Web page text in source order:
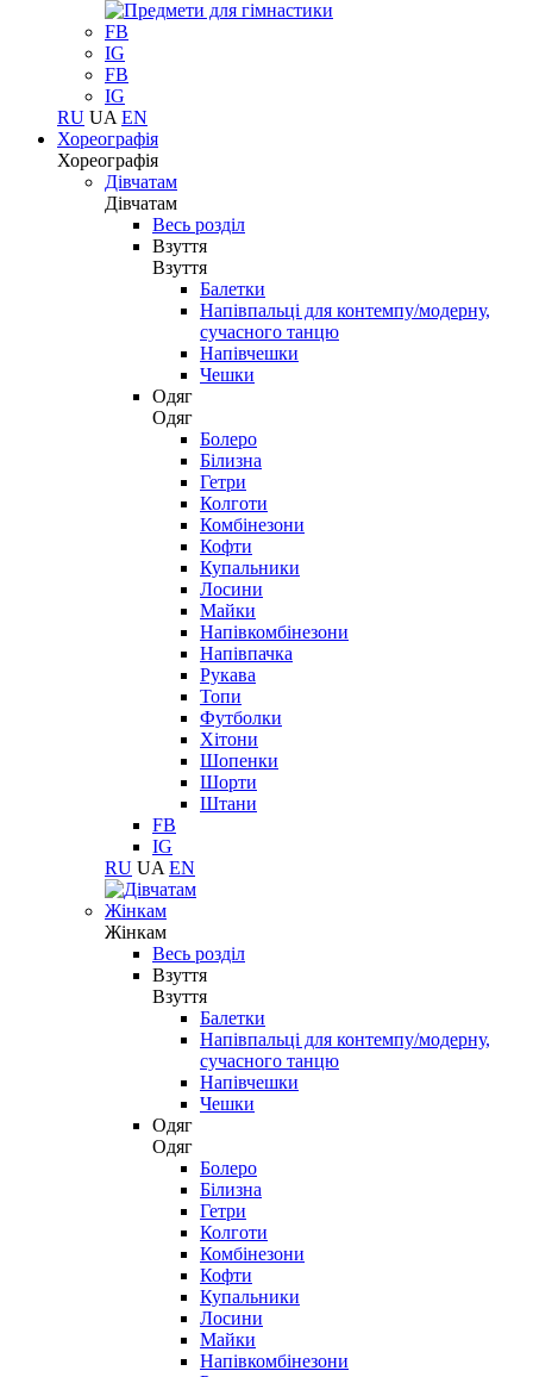
FB
IG
FB
IG
RU UA EN
Хореографія
Хореографія
Дівчатам
Дівчатам
Весь розділ
Взуття
Взуття
Балетки
Напівпальці для контемпу/модерну,
сучасного танцю
Напівчешки
Чешки
Одяг
Одяг
Болеро
Білизна
Гетри
Колготи
Комбінезони
Кофти
Купальники
Лосини
Майки
Напівкомбінезони
Напівпачка
Рукава
Топи
Футболки
Хітони
Шопенки
Шорти
Штани
FB
IG
RU UA EN
Жінкам
Жінкам
Весь розділ
Взуття
Взуття
Балетки
Напівпальці для контемпу/модерну,
сучасного танцю
Напівчешки
Чешки
Одяг
Одяг
Болеро
Білизна
Гетри
Колготи
Комбінезони
Кофти
Купальники
Лосини
Майки
Напівкомбінезони